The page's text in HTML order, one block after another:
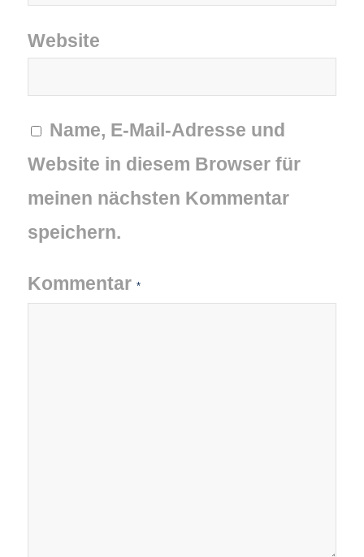
Website
Name, E-Mail-Adresse und
Website in diesem Browser für
meinen nächsten Kommentar
speichern.
Kommentar *